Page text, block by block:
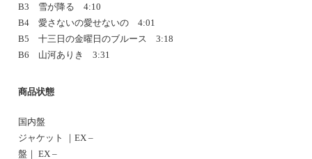
B3 雪が降る 4:10
B4 愛さないの愛せないの 4:01
B5 十三日の金曜日のブルース 3:18
B6 山河ありき 3:31
商品状態
国内盤
ジャケット ｜EX –
盤｜ EX –